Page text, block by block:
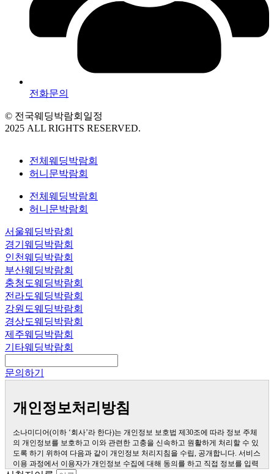
전화문의
© 전국웨딩박람회일정
2025 ALL RIGHTS RESERVED.
전체웨딩박람회
허니문박람회
전체웨딩박람회
허니문박람회
서울웨딩박람회
경기웨딩박람회
인천웨딩박람회
부산웨딩박람회
충청도웨딩박람회
전라도웨딩박람회
강원도웨딩박람회
경상도웨딩박람회
제주웨딩박람회
기타웨딩박람회
문의하기
개인정보처리방침
소나미디어(이하 ‘회사’라 한다)는 개인정보 보호법 제30조에 따라 정보 주체
의 개인정보를 보호하고 이와 관련한 고충을 신속하고 원활하게 처리할 수 있
도록 하기 위하여 다음과 같이 개인정보 처리지침을 수립, 공개합니다. 서비스
이용 과정에서 이용자가 개인정보 수집에 대해 동의를 하고 직접 정보를 입력